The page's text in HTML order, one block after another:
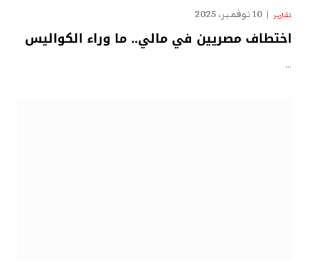
تقارير 10 نوفمبر، 2025
اختطاف مصريين في مالي.. ما وراء الكواليس
…